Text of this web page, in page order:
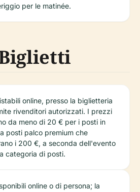
per le matinée.
online, presso la biglietteria
rivenditori autorizzati. I prezzi
da meno di 20 € per i posti in
posti palco premium che
i 200 €, a seconda dell'evento
categoria di posti.
online o di persona; la